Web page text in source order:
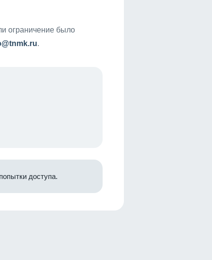
ограничение было
.
доступа.